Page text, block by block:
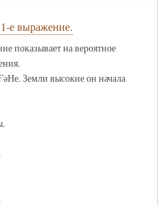
е выражение.
показывает на вероятное
Земли высокие он начала